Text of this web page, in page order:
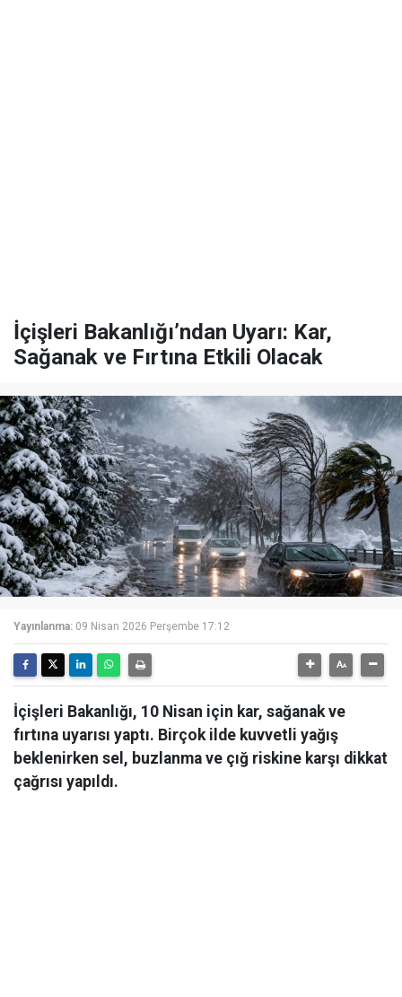
İçişleri Bakanlığı’ndan Uyarı: Kar,
Sağanak ve Fırtına Etkili Olacak
Yayınlanma: 09 Nisan 2026 Perşembe 17:12
İçişleri Bakanlığı, 10 Nisan için kar, sağanak ve
fırtına uyarısı yaptı. Birçok ilde kuvvetli yağış
beklenirken sel, buzlanma ve çığ riskine karşı dikkat
çağrısı yapıldı.